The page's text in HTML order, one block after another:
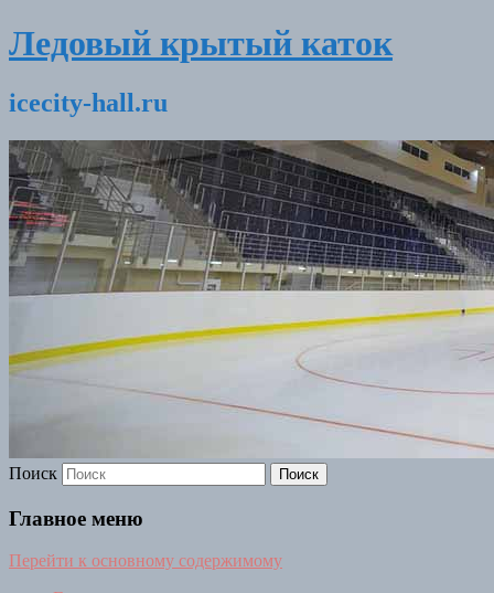
Ледовый крытый каток
icecity-hall.ru
Поиск
Главное меню
Перейти к основному содержимому